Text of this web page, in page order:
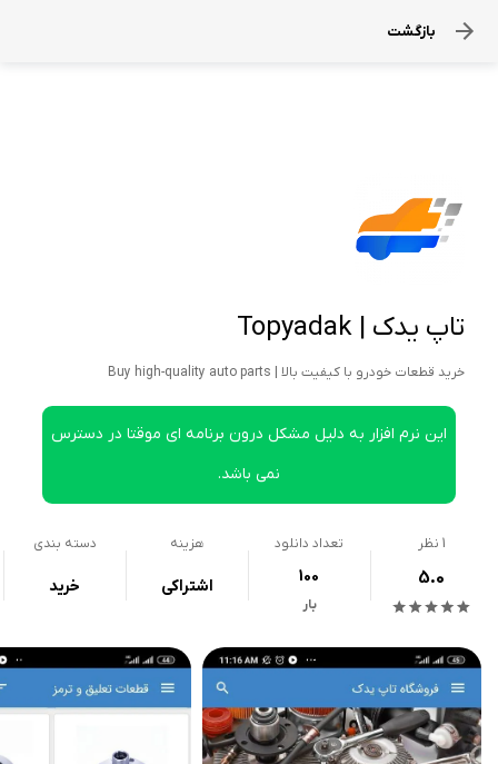
بازگشت
تاپ یدک | Topyadak
خرید قطعات خودرو با کیفیت بالا | Buy high-quality auto parts
این نرم افزار به دلیل مشکل درون برنامه ای موقتا در دسترس
نمی باشد.
1 نظر
5.0
تعداد دانلود
100
بار
هزینه
اشتراکی
دسته بندی
خرید